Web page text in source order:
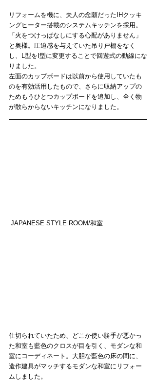
リフォームを機に、夫人の念願だったIHクッキ
ングヒーター搭載のシステムキッチンを採用。
「火をつけっぱなしにする心配がありません」
と奥様。圧迫感を与えていた吊り戸棚をなく
し、L型をI型に変更することで回遊式の動線にな
りました。
左面のカップボードは以前から使用していたも
のを有効活用したもので、さらに収納アップの
ためもうひとつカップボードを追加し、全く物
が散らからないキッチンになりました。​
JAPANESE STYLE ROOM/和室
​​仕切られていたため、どこか使い勝手が悪かっ
た和室も藍色のクロスが目を引く、モダンな和
室にコーディネート。大胆な藍色の床の間に、
造作建具がマッチするモダンな和室にリフォー
ムしました。